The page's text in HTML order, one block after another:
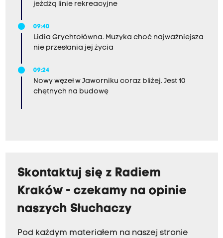
jeżdżą linie rekreacyjne
09:40
Lidia Grychtołówna. Muzyka choć najważniejsza
nie przesłania jej życia
09:24
Nowy węzeł w Jaworniku coraz bliżej. Jest 10
chętnych na budowę
Skontaktuj się z Radiem
Kraków - czekamy na opinie
naszych Słuchaczy
Pod każdym materiałem na naszej stronie